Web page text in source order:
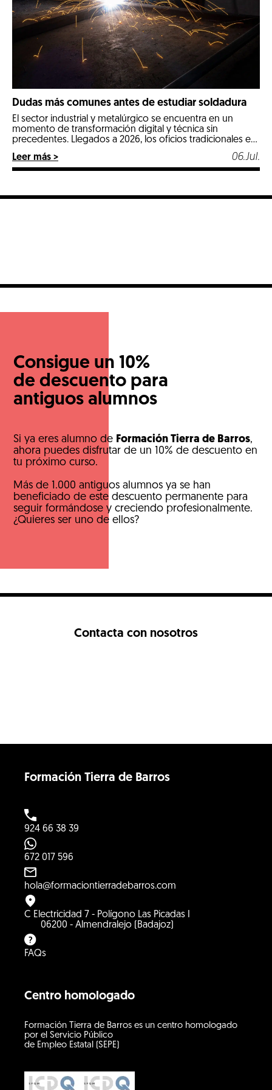
Dudas más comunes antes de estudiar soldadura
El sector industrial y metalúrgico se encuentra en un
momento de transformación digital y técnica sin
precedentes. Llegados a 2026, los oficios tradicionales e
industriales especializados se posicionan como las
opciones más estables, seguras y mejor remuneradas del
mercado laboral. Entre todos ellos, la soldadura destaca
Leer más > 06.Jul.
Consigue un 10%
de descuento para
antiguos alumnos
Si ya eres alumno de Formación Tierra de Barros,
ahora puedes disfrutar de un 10% de descuento en
tu próximo curso.
Más de 1.000 antiguos alumnos ya se han
beneficiado de este descuento permanente para
seguir formándose y creciendo profesionalmente.
¿Quieres ser uno de ellos?
Contacta con nosotros
Centro homologado
Formación Tierra de Barros es un centro homologado
por el Servicio Público
de Empleo Estatal (SEPE)
Formación Tierra de Barros
924 66 38 39
672 017 596
hola@formaciontierradebarros.com
C Electricidad 7 - Polígono Las Picadas I
06200 - Almendralejo (Badajoz)
FAQs